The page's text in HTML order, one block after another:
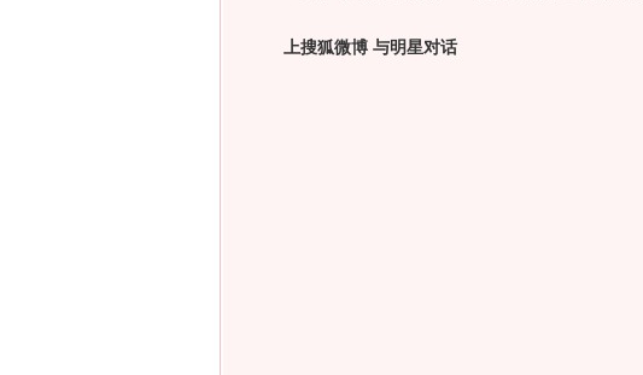
上搜狐微博 与明星对话